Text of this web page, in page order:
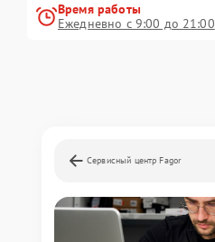
Время работы
Ежедневно с 9:00 до 21:00
Сервисный центр Fagor